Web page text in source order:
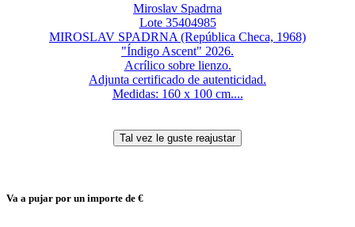
Miroslav Spadrna
Lote 35404985
MIROSLAV SPADRNA (República Checa, 1968)
"Índigo Ascent" 2026.
Acrílico sobre lienzo.
Adjunta certificado de autenticidad.
Medidas: 160 x 100 cm....
Va a pujar por un importe de €